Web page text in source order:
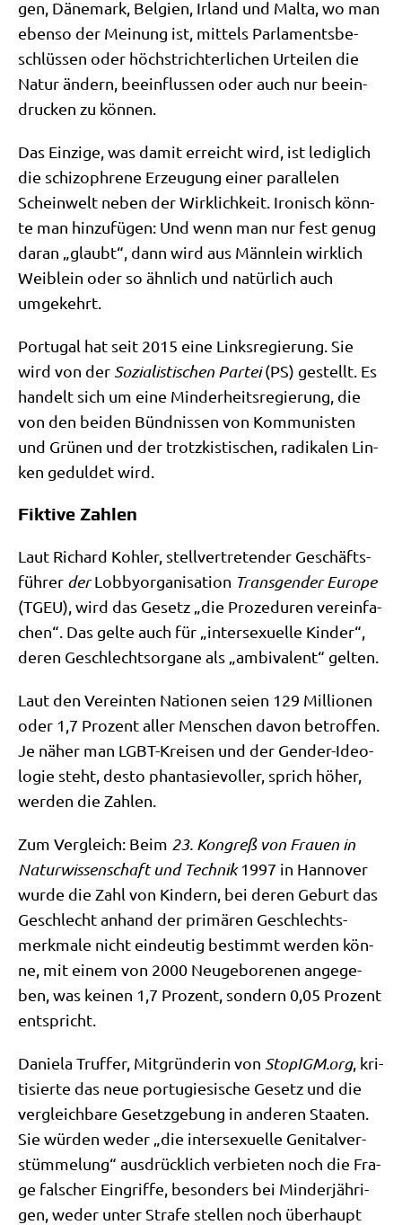
gen, Däne­mark, Bel­gi­en, Irland und Mal­ta, wo man
eben­so der Mei­nung ist, mit­tels Par­la­ments­be­
schlüs­sen oder höchst­rich­ter­li­chen Urtei­len die
Natur ändern, beein­flus­sen oder auch nur beein­
drucken zu können.
Das Ein­zi­ge, was damit erreicht wird, ist ledig­lich
die schi­zo­phre­ne Erzeu­gung einer par­al­le­len
Schein­welt neben der Wirk­lich­keit. Iro­nisch könn­
te man hin­zu­fü­gen: Und wenn man nur fest genug
dar­an „glaubt“, dann wird aus Männ­lein wirk­lich
Weib­lein oder so ähn­lich und natür­lich auch
umgekehrt.
Por­tu­gal hat seit 2015 eine Links­re­gie­rung. Sie
wird von der Sozia­li­sti­schen Par­tei(PS) gestellt. Es
han­delt sich um eine Min­der­heits­re­gie­rung, die
von den bei­den Bünd­nis­sen von Kom­mu­ni­sten
und Grü­nen und der trotz­ki­sti­schen, radi­ka­len Lin­
ken gedul­det wird.
Fiktive Zahlen
Laut Richard Koh­ler, stell­ver­tre­ten­der Geschäfts­
füh­rer derLob­by­or­ga­ni­sa­ti­on Trans­gen­der Euro­pe
(TGEU), wird das Gesetz „die Pro­ze­du­ren ver­ein­fa­
chen“. Das gel­te auch für „inter­se­xu­el­le Kin­der“,
deren Geschlechts­or­ga­ne als „ambi­va­lent“ gelten.
Laut den Ver­ein­ten Natio­nen sei­en 129 Mil­lio­nen
oder 1,7 Pro­zent aller Men­schen davon betrof­fen.
Je näher man LGBT-Krei­sen und der Gen­der-Ideo­
lo­gie steht, desto phan­ta­sie­vol­ler, sprich höher,
wer­den die Zahlen.
Zum Ver­gleich: Beim 23. Kon­greß von Frau­en in
Natur­wis­sen­schaft und Tech­nik1997 in Han­no­ver
wur­de die Zahl von Kin­dern, bei deren Geburt das
Geschlecht anhand der pri­mä­ren Geschlechts­
merk­ma­le nicht ein­deu­tig bestimmt wer­den kön­
ne, mit einem von 2000 Neu­ge­bo­re­nen ange­ge­
ben, was kei­nen 1,7 Pro­zent, son­dern 0,05 Pro­zent
entspricht.
Danie­la Truf­fer, Mit­grün­de­rin von Sto​pIGM​.org, kri­
ti­sier­te das neue por­tu­gie­si­sche Gesetz und die
ver­gleich­ba­re Gesetz­ge­bung in ande­ren Staa­ten.
Sie wür­den weder „die inter­se­xu­el­le Geni­tal­ver­
stüm­me­lung“ aus­drück­lich ver­bie­ten noch die Fra­
ge fal­scher Ein­grif­fe, beson­ders bei Min­der­jäh­ri­
gen, weder unter Stra­fe stel­len noch über­haupt